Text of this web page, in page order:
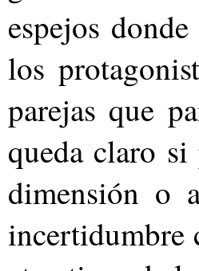
espejos
los
parejas que
queda claro
dimensión o
incertidumbre